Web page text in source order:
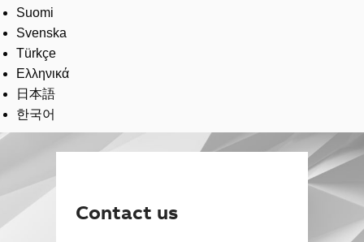
Suomi
Svenska
Türkçe
Ελληνικά
日本語
한국어
Contact us